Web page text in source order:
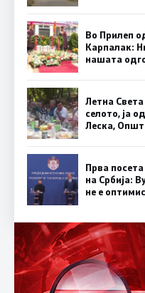
Во Прилеп
Карпалак:
нашата
Летна
селото, ја
Леска,
Прва
на Србија:
не е